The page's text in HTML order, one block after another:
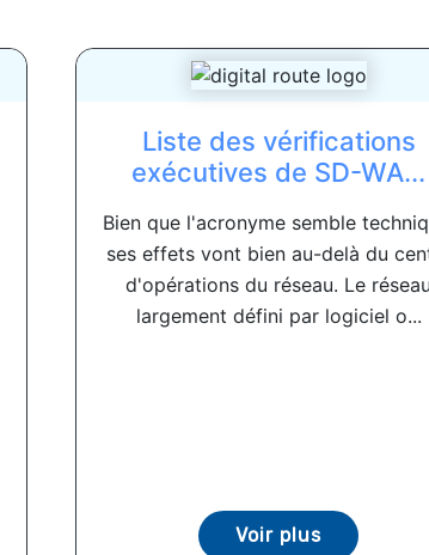
Liste des vérifications
exécutives de SD-WA...
Bien que l'acronyme semble
ses effets vont bien au-delà du
d'opérations du réseau. Le réseau
largement défini par logiciel o...
Voir plus